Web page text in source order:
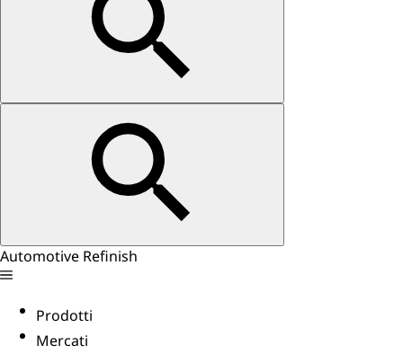
Automotive Refinish
Prodotti
Mercati